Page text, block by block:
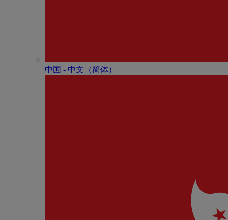
中国 - 中⽂（简体）